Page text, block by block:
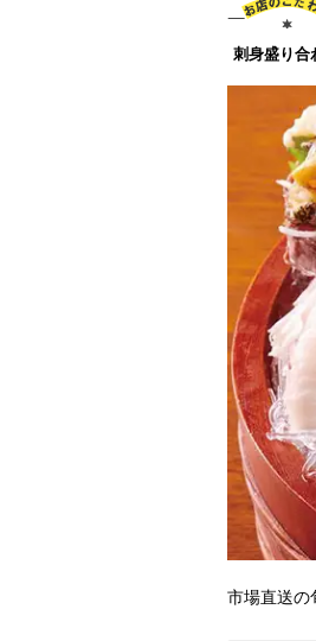
刺身盛り合
市場直送の